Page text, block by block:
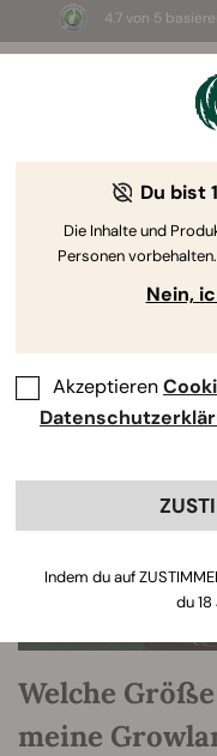
4.7 von 5
2-
Welche
meine
Du bist
Die Inhalte und
Personen
Nein,
Akzeptieren
Indem du auf
du